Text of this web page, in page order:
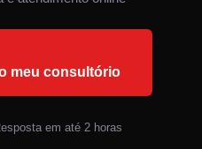
meu consultório
em até 2 horas